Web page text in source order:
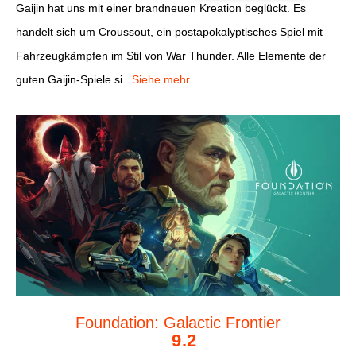
Gaijin hat uns mit einer brandneuen Kreation beglückt. Es
handelt sich um Croussout, ein postapokalyptisches Spiel mit
Fahrzeugkämpfen im Stil von War Thunder. Alle Elemente der
guten Gaijin-Spiele si... Siehe mehr
Foundation: Galactic Frontier
9.2